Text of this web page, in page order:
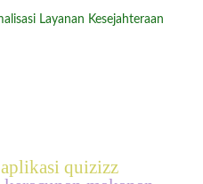
Layanan Kesejahteraan
aplikasi quizizz